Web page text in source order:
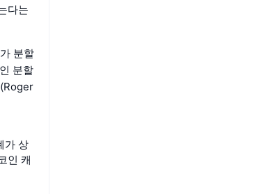
다는
분할
분할
가 상
인 캐